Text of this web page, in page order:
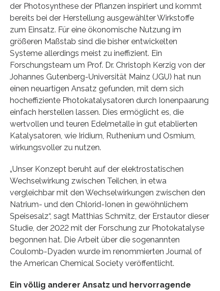
der Photosynthese der Pflanzen inspiriert und kommt
bereits bei der Herstellung ausgewählter Wirkstoffe
zum Einsatz. Für eine ökonomische Nutzung im
größeren Maßstab sind die bisher entwickelten
Systeme allerdings meist zu ineffizient. Ein
Forschungsteam um Prof. Dr. Christoph Kerzig von der
Johannes Gutenberg-Universität Mainz (JGU) hat nun
einen neuartigen Ansatz gefunden, mit dem sich
hocheffiziente Photokatalysatoren durch Ionenpaarung
einfach herstellen lassen. Dies ermöglicht es, die
wertvollen und teuren Edelmetalle in gut etablierten
Katalysatoren, wie Iridium, Ruthenium und Osmium,
wirkungsvoller zu nutzen.
„Unser Konzept beruht auf der elektrostatischen
Wechselwirkung zwischen Teilchen, in etwa
vergleichbar mit den Wechselwirkungen zwischen den
Natrium- und den Chlorid-Ionen in gewöhnlichem
Speisesalz“, sagt Matthias Schmitz, der Erstautor dieser
Studie, der 2022 mit der Forschung zur Photokatalyse
begonnen hat. Die Arbeit über die sogenannten
Coulomb-Dyaden wurde im renommierten Journal of
the American Chemical Society veröffentlicht.
Ein völlig anderer Ansatz und hervorragende